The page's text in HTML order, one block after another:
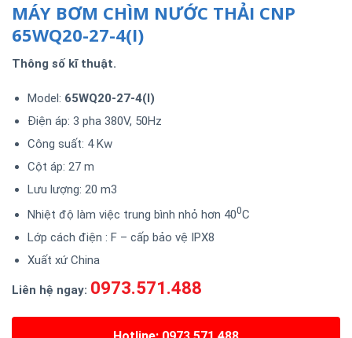
MÁY BƠM CHÌM NƯỚC THẢI CNP
65WQ20-27-4(I)
Thông số kĩ thuật.
Model: 65WQ20-27-4(I)
Điện áp: 3 pha 380V, 50Hz
Công suất: 4 Kw
Cột áp: 27 m
Lưu lượng: 20 m3
Nhiệt độ làm việc trung bình nhỏ hơn 400C
Lớp cách điện : F – cấp bảo vệ IPX8
Xuất xứ China
Liên hệ ngay: 0973.571.488